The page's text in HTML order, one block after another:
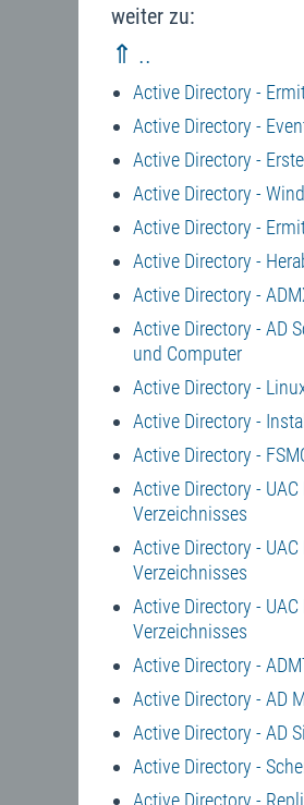
weiter zu:
⇑ ..
Active Directory -
Active Directory -
Active Directory -
Active Directory -
Active Directory -
Active Directory -
Active Directory -
Active Directory - AD
und Computer
Active Directory -
Active Directory -
Active Directory -
Active Directory -
Verzeichnisses
Active Directory -
Verzeichnisses
Active Directory -
Verzeichnisses
Active Directory -
Active Directory - AD
Active Directory - AD
Active Directory -
Active Directory -